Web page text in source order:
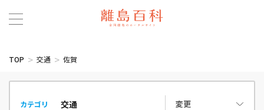
TOP 交通 佐賀
カテゴリ 変更